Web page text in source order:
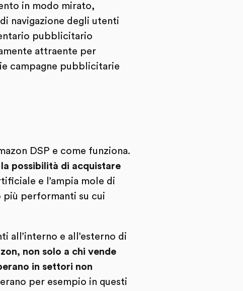
in modo mirato,
navigazione degli utenti
pubblicitario
attraente per
campagne pubblicitarie
DSP e come funziona.
possibilità di acquistare
e l’ampia mole di
più performanti su cui
all’interno e all’esterno di
non solo a chi vende
in settori non
per esempio in questi